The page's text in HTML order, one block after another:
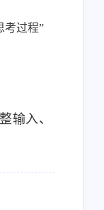
考过程”
输入、